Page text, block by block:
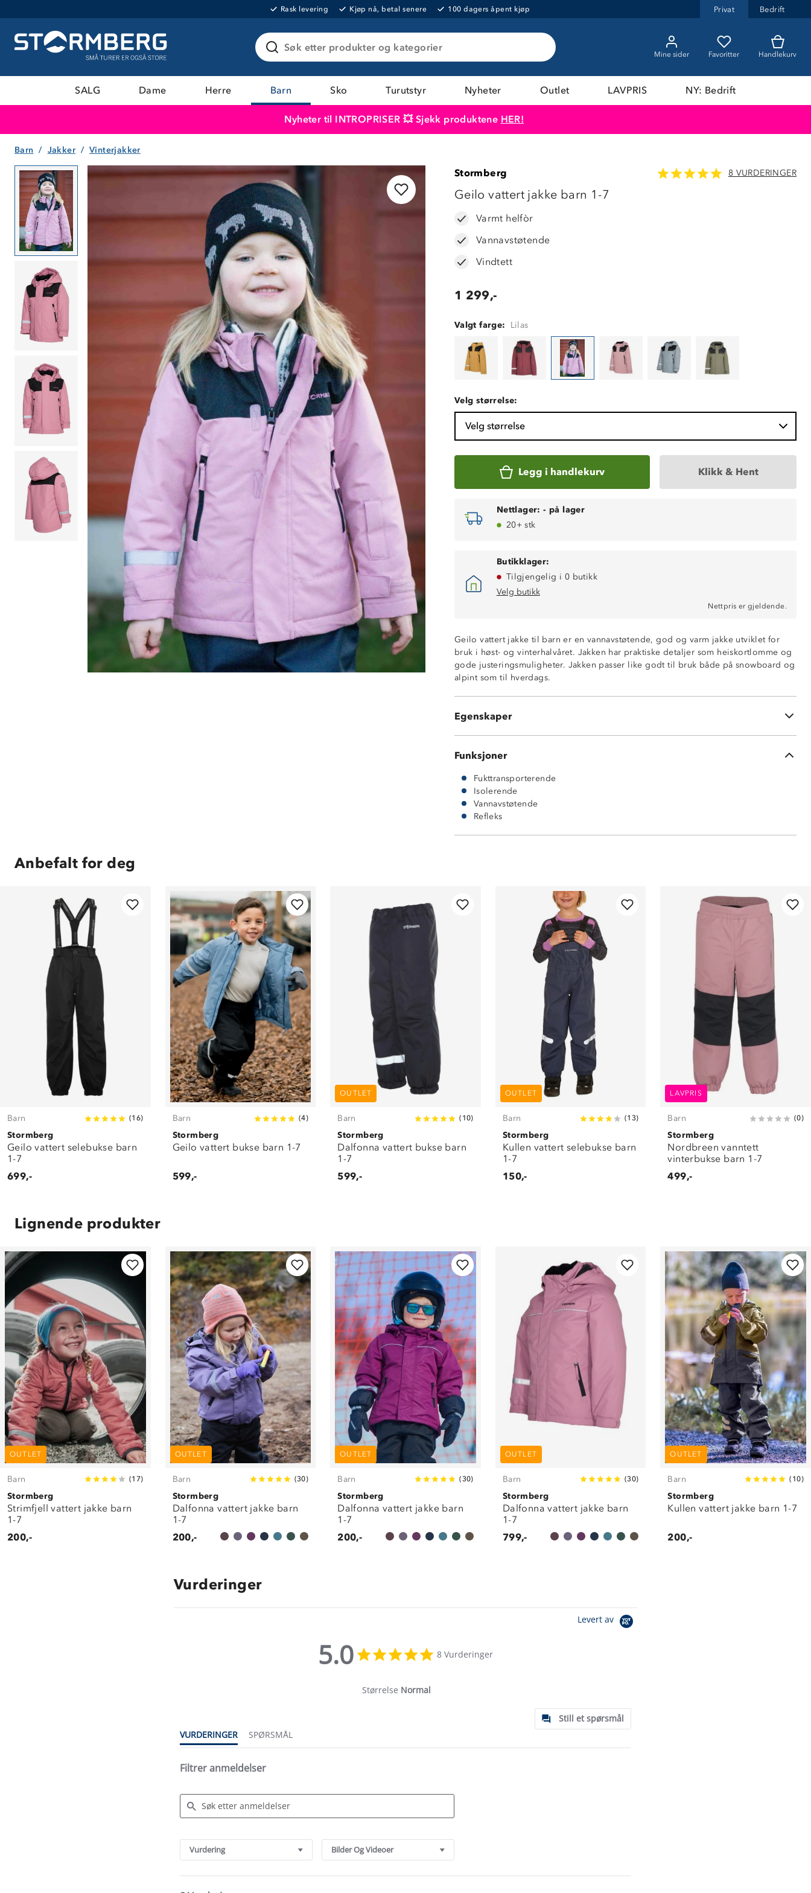
Rask levering Kjøp nå, betal senere 100 dagers åpent kjøp Privat Bedrift
Søk etter produkter og kategorier
Mine sider Favoritter Handlekurv
SALG Dame Herre Barn Sko Turutstyr Nyheter Outlet LAVPRIS NY: Bedrift
Nyheter til INTROPRISER 💥 Sjekk produktene HER!
Barn Jakker Vinterjakker
Stormberg 8 VURDERINGER
Geilo vattert jakke barn 1-7
Varmt helfòr
Vannavstøtende
Vindtett
1 299,-
Valgt farge: Lilas
Velg størrelse:
Velg størrelse
Legg i handlekurv Klikk & Hent
Nettlager: - på lager
20+ stk
Butikklager:
Tilgjengelig i 0 butikk
Velg butikk
Nettpris er gjeldende.
Geilo vattert jakke til barn er en vannavstøtende, god og varm jakke utviklet for
bruk i høst- og vinterhalvåret. Jakken har praktiske detaljer som heiskortlomme og
gode justeringsmuligheter. Jakken passer like godt til bruk både på snowboard og
alpint som til hverdags.
Egenskaper
100% polyester
5-3 membran
5.000 mm vannsøyle
Heiskortlomme
Regulerbar hette med strikk og borrelås
Funksjoner
Fukttransporterende
Isolerende
Vannavstøtende
Refleks
Anbefalt for deg
Barn (16)
Stormberg
Geilo vattert selebukse barn
1-7
699,-
Barn (4)
Stormberg
Geilo vattert bukse barn 1-7
599,-
OUTLET
Barn ( 10)
Stormberg
Dalfonna vattert bukse barn
1-7
599,-
OUTLET
Barn (13)
Stormberg
Kullen vattert selebukse barn
1-7
150,-
LAVPRIS
Barn (0)
Stormberg
Nordbreen vanntett
vinterbukse barn 1-7
499,-
Lignende produkter
OUTLET
Barn (17)
Stormberg
Strimfjell vattert jakke barn
1-7
200,-
OUTLET
Barn (30)
Stormberg
Dalfonna vattert jakke barn
1-7
200,-
OUTLET
Barn (30)
Stormberg
Dalfonna vattert jakke barn
1-7
200,-
OUTLET
Barn (30)
Stormberg
Dalfonna vattert jakke barn
1-7
799,-
OUTLET
Barn ( 10)
Stormberg
Kullen vattert jakke barn 1-7
200,-
Vurderinger
Levert av
5.0
star
8 Vurderinger
Størrelse Normal
Still et spørsmål
VURDERINGER
SPØRSMÅL
Filtrer anmeldelser
Reviews
Vurdering Bilder Og Videoer